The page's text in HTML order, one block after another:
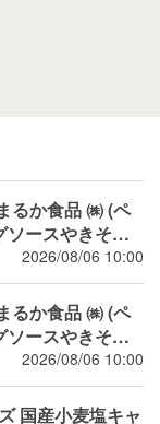
2026/08/06 10:00
2026/08/06 10:00